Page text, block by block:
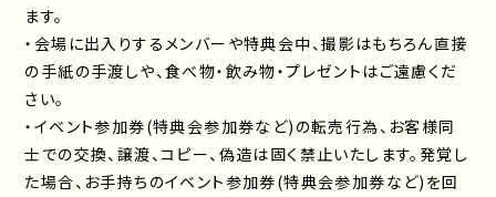
ます。
・会場に出入りするメンバーや特典会中、撮影はもちろん直接
の手紙の手渡しや、食べ物・飲み物・プレゼントはご遠慮くだ
さい。
・イベント参加券(特典会参加券など)の転売行為、お客様同
士での交換、譲渡、コピー、偽造は固く禁止いたします。発覚し
た場合、お手持ちのイベント参加券(特典会参加券など)を回